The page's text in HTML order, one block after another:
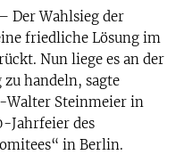
Der Wahlsieg der
friedliche Lösung im
Nun liege es an der
handeln, sagte
Walter Steinmeier in
Jahrfeier des
in Berlin.